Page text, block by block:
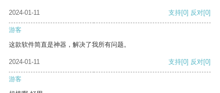
2024-01-11 支持[0] 反对[0]
游客
这款软件简直是神器，解决了我所有问题。
2024-01-11 支持[0] 反对[0]
游客